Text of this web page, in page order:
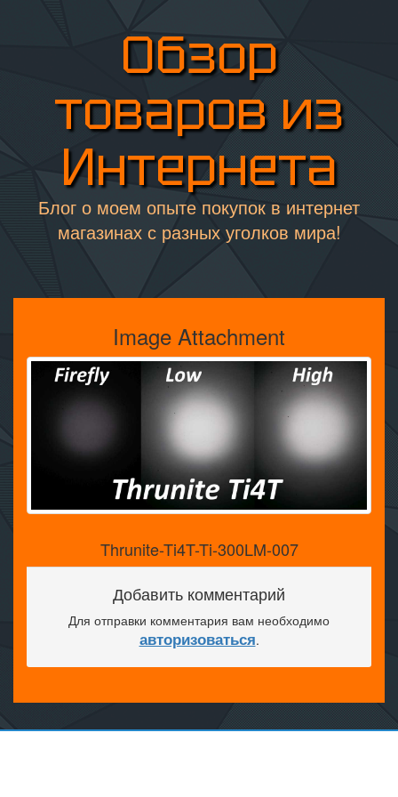
Обзор
товаров из
Интернета
Блог о моем опыте покупок в интернет
магазинах с разных уголков мира!
Image Attachment
Thrunite-Ti4T-Ti-300LM-007
Добавить комментарий
Для отправки комментария вам необходимо
авторизоваться.